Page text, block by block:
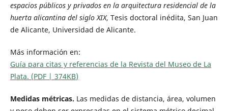
espacios públicos y privados en la arquitectura residencial de la
huerta alicantina del siglo XIX, Tesis doctoral inédita, San Juan
de Alicante, Universidad de Alicante.
Más información en:
Guía para citas y referencias de la Revista del Museo de La
Plata. (PDF | 374KB)
Medidas métricas. Las medidas de distancia, área, volumen